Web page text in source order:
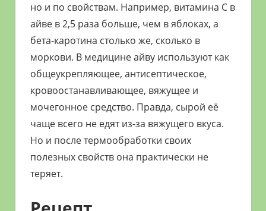
но и по свойствам. Например, витамина С в
айве в 2,5 раза больше, чем в яблоках, а
бета-каротина столько же, сколько в
моркови. В медицине айву используют как
общеукрепляющее, антисептическое,
кровоостанавливающее, вяжущее и
мочегонное средство. Правда, сырой её
чаще всего не едят из-за вяжущего вкуса.
Но и после термообработки своих
полезных свойств она практически не
теряет.